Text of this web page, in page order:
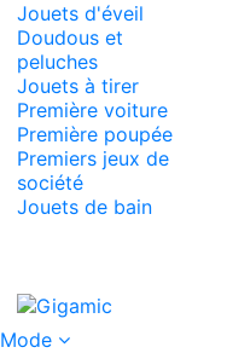
Jouets d'éveil
Doudous et
peluches
Jouets à tirer
Première voiture
Première poupée
Premiers jeux de
société
Jouets de bain
Mode